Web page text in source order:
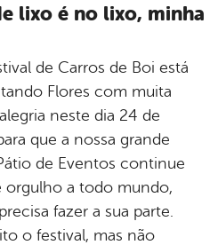
lixo é no lixo, minha
de Carros de Boi está
Flores com muita
neste dia 24 de
que a nossa grande
de Eventos continue
orgulho a todo mundo,
fazer a sua parte.
o festival, mas não